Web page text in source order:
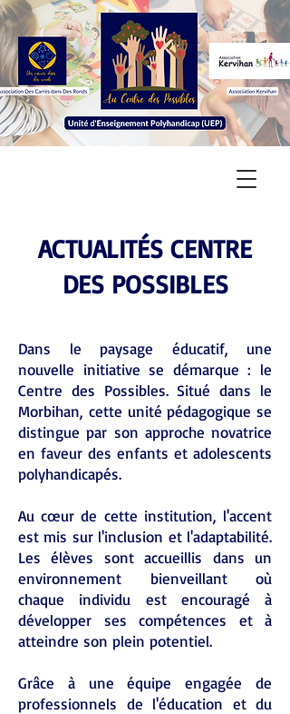
ACTUALITÉS CENTRE
DES POSSIBLES
Dans le paysage éducatif, une
nouvelle initiative se démarque : le
Centre des Possibles. Situé dans le
Morbihan, cette unité pédagogique se
distingue par son approche novatrice
en faveur des enfants et adolescents
polyhandicapés.
Au cœur de cette institution, l'accent
est mis sur l'inclusion et l'adaptabilité.
Les élèves sont accueillis dans un
environnement bienveillant où
chaque individu est encouragé à
développer ses compétences et à
atteindre son plein potentiel.
Grâce à une équipe engagée de
professionnels de l'éducation et du